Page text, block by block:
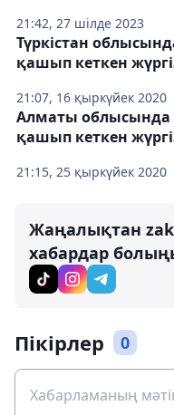
21:42, 27 шілде 2023
21:07, 16 қыркүйек 2020
Түркістан
қашып кеткен
21:15, 25 қыркүйек 2020
Алматы облысында
қашып кеткен
Жаңалықтан
хабардар
Пікірлер 0